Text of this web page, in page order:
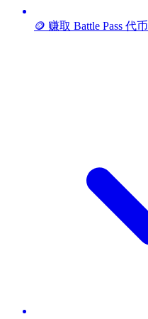
🪙 赚取 Battle Pass 代币